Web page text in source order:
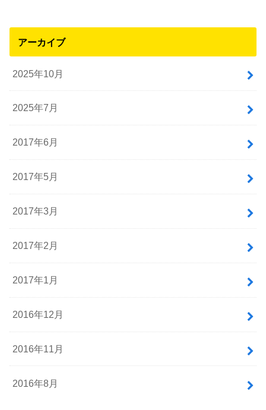
アーカイブ
2025年10月
2025年7月
2017年6月
2017年5月
2017年3月
2017年2月
2017年1月
2016年12月
2016年11月
2016年8月